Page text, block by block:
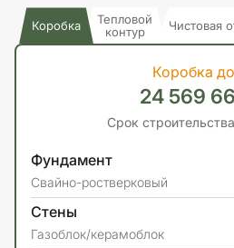
Коробка
Тепловой
контур
Чистовая
Коробка
24 569
Срок
Фундамент
Свайно-ростверковый
Стены
Газоблок/керамоблок